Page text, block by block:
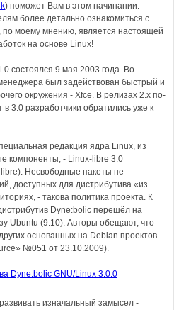
) поможет Вам в этом начинании.
более детально ознакомиться с
моему мнению, является настоящей
на основе Linux!
состоялся 9 мая 2003 года. Во
был задействован быстрый и
окружения - Xfce. В релизах 2.x по-
3.0 разработчики обратились уже к
редакция ядра Linux, из
компоненты, - Linux-libre 3.0
Несвободные пакеты не
доступных для дистрибутива «из
- такова политика проекта. К
Dyne:bolic перешёл на
Ubuntu (9.10). Авторы обещают, что
основанных на Debian проектов -
№051 от 23.10.2009).
изначальный замысел -